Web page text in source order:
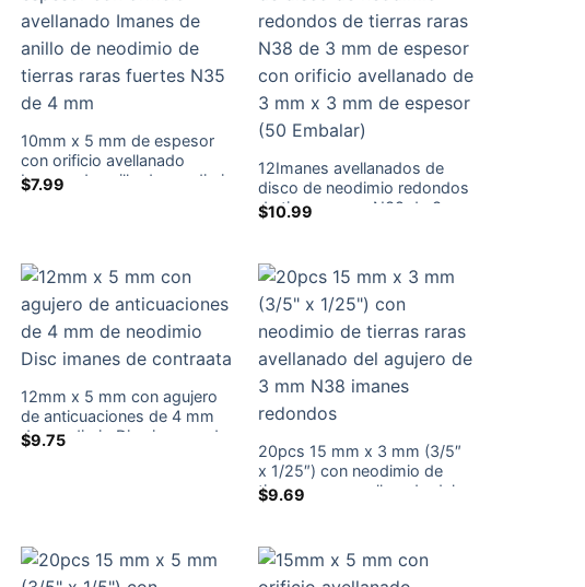
10mm x 5 mm de espesor
con orificio avellanado
Imanes de anillo de neodimio
$7.99
12Imanes avellanados de
disco de neodimio redondos
de tierras raras N38 de 3
de espesor (50 Embalar)
$10.99
12mm x 5 mm con agujero
de anticuaciones de 4 mm
de neodimio Disc imanes de
$9.75
20pcs 15 mm x 3 mm (3/5″
x 1/25″) con neodimio de
tierras raras avellanado del
$9.69